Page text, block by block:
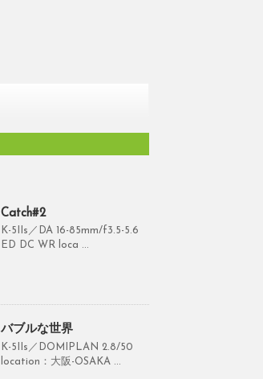
Catch#2
K-5IIs／DA 16-85mm/f3.5-5.6
ED DC WR loca ...
バブルな世界
K-5IIs／DOMIPLAN 2.8/50
location：大阪-OSAKA ...